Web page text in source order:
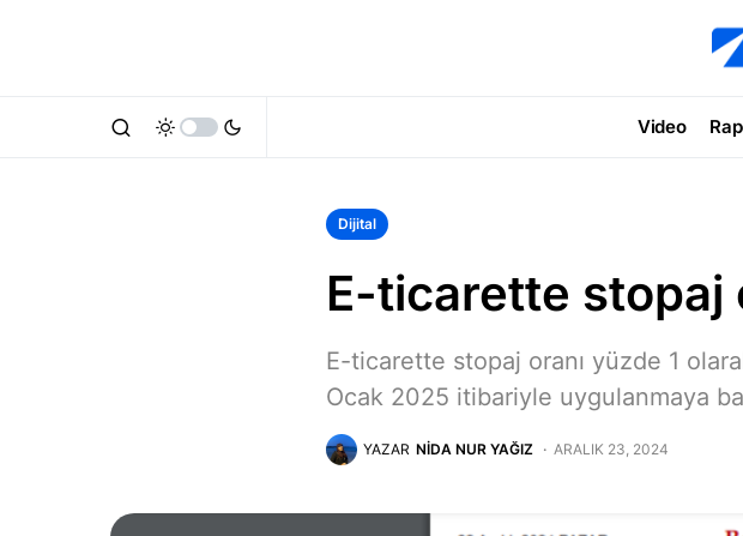
Video
Dijital
E-ticarette stopaj
E-ticarette stopaj oranı yüzde 1
Ocak 2025 itibariyle uygulanmaya
YAZAR NIDA NUR YAĞIZ ARALIK 23, 2024